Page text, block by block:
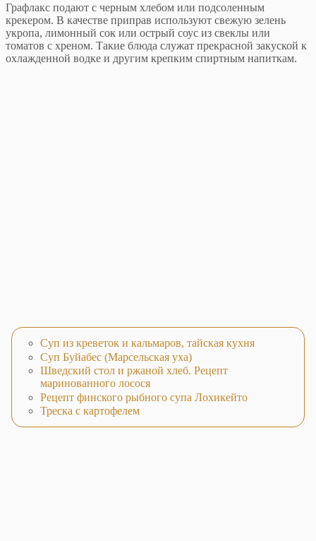
Графлакс подают с черным хлебом или подсоленным
крекером. В качестве приправ используют свежую зелень
укропа, лимонный сок или острый соус из свеклы или
томатов с хреном. Такие блюда служат прекрасной закуской к
охлажденной водке и другим крепким спиртным напиткам.
Суп из креветок и кальмаров, тайская кухня
Суп Буйабес (Марсельская уха)
Шведский стол и ржаной хлеб. Рецепт
маринованного лосося
Рецепт финского рыбного супа Лохикейто
Треска с картофелем